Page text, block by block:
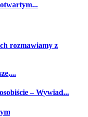
rozmawiamy z
– Wywiad...